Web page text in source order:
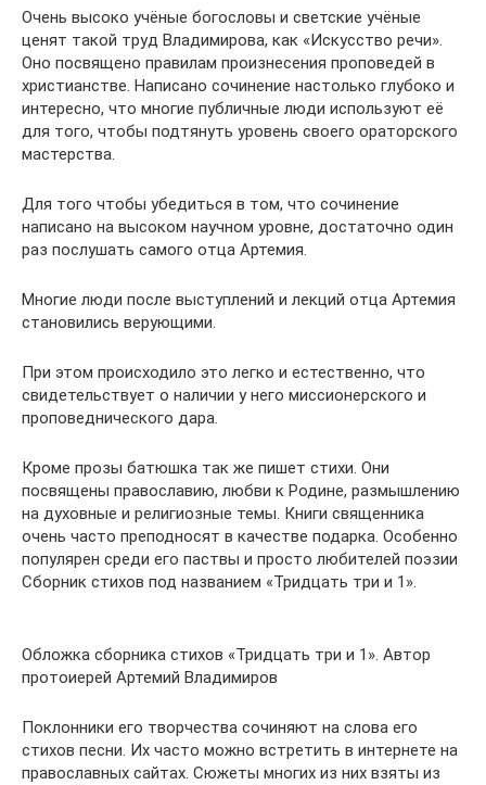
Очень высоко учёные богословы и светские учёные
ценят такой труд Владимирова, как «Искусство речи».
Оно посвящено правилам произнесения проповедей в
христианстве. Написано сочинение настолько глубоко и
интересно, что многие публичные люди используют её
для того, чтобы подтянуть уровень своего ораторского
мастерства.
Для того чтобы убедиться в том, что сочинение
написано на высоком научном уровне, достаточно один
раз послушать самого отца Артемия.
Многие люди после выступлений и лекций отца Артемия
становились верующими.
При этом происходило это легко и естественно, что
свидетельствует о наличии у него миссионерского и
проповеднического дара.
Кроме прозы батюшка так же пишет стихи. Они
посвящены православию, любви к Родине, размышлению
на духовные и религиозные темы. Книги священника
очень часто преподносят в качестве подарка. Особенно
популярен среди его паствы и просто любителей поэзии
Сборник стихов под названием «Тридцать три и 1».
Обложка сборника стихов «Тридцать три и 1». Автор
протоиерей Артемий Владимиров
Поклонники его творчества сочиняют на слова его
стихов песни. Их часто можно встретить в интернете на
православных сайтах. Сюжеты многих из них взяты из